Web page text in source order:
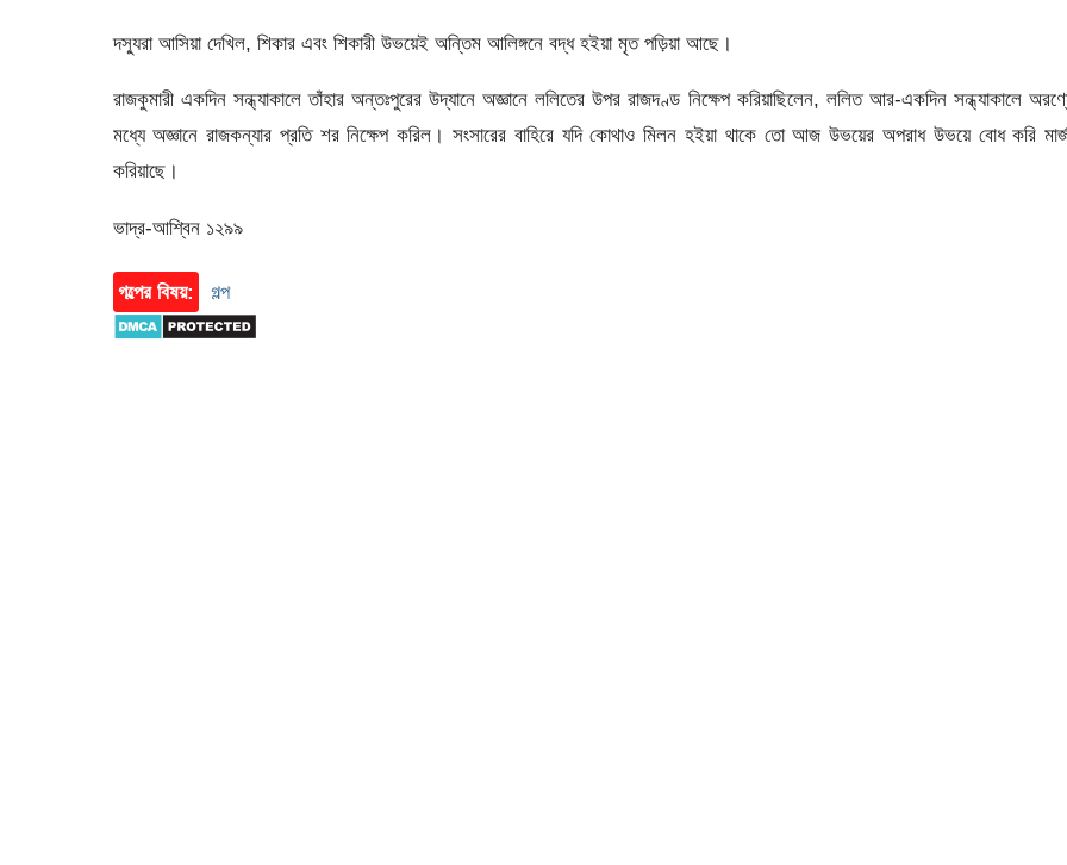
দস্যুরা আসিয়া দেখিল, শিকার এবং শিকারী উভয়েই অন্তিম আলিঙ্গনে বদ্ধ হইয়া মৃত পড়িয়া আছে।
রাজকুমারী একদিন সন্ধ্যাকালে তাঁহার অন্তঃপুরের উদ্যানে অজ্ঞানে ললিতের উপর রাজদণ্ড নিক্ষেপ করিয়াছিলেন, ললিত আর-একদিন সন্ধ্যাকালে
মধ্যে অজ্ঞানে রাজকন্যার প্রতি শর নিক্ষেপ করিল। সংসারের বাহিরে যদি কোথাও মিলন হইয়া থাকে তাে আজ উভয়ের অপরাধ উভয়ে বােধ করি
করিয়াছে।
ভাদ্র-আশ্বিন ১২৯৯
গল্পের বিষয়: গল্প